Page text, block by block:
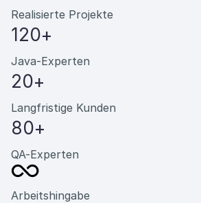
Realisierte Projekte
120+
Java-Experten
20+
Langfristige Kunden
80+
QA-Experten
Arbeitshingabe